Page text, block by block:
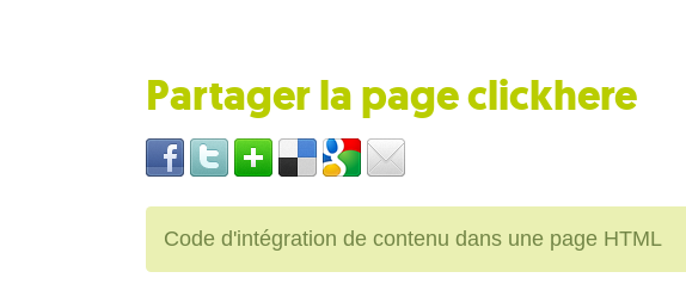
Partager la page clickhere
Code d'intégration de contenu dans une page HTML